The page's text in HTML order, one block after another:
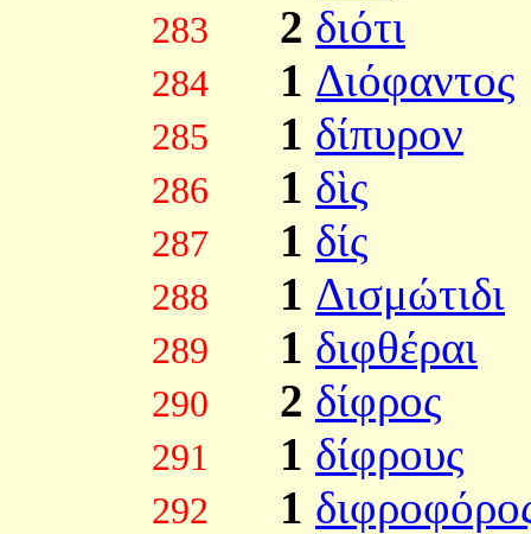
283 2 διότι
284 1 Διόφαντος
285 1 δίπυρον
286 1 δὶς
287 1 δίς
288 1 Δισμώτιδι
289 1 διφθέραι
290 2 δίφρος
291 1 δίφρους
292 1